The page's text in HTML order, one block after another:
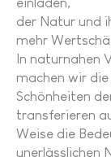
der Natur und
mehr
In naturnahen
machen wir
Schönheiten
transferieren
Weise die
unerlässlichen